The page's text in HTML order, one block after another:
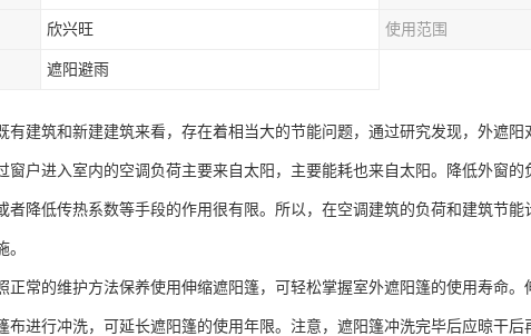
欣兴旺 使用范围
遮阳避雨
有建筑和新建建筑来看，存在着相当大的节能问题，通过研究发现，外遮阳
窗户进入室内的空调负荷主要来自太阳，主要能耗也来自太阳。降低外窗
者降低传热系数等手段的作用很有限。所以，在空调建筑的负荷和建筑节
。
正常的维护方法保养使用伸缩遮阳篷，可轻松掌握室外遮阳篷的使用寿命
布进行冲洗，可延长遮阳篷的使用年限。注意，遮阳篷冲洗完毕后应晾干